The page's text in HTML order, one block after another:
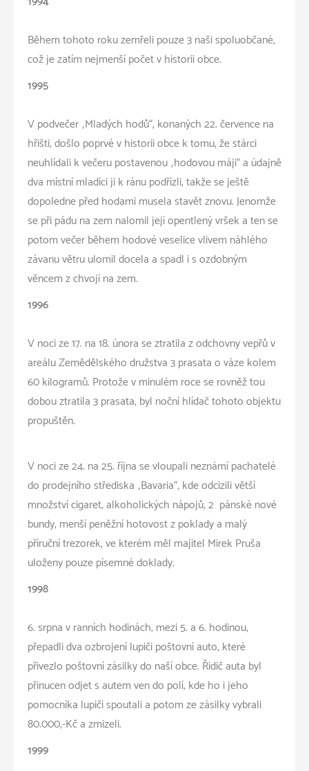
Během tohoto roku zemřeli pouze 3 naši spoluobčané,
což je zatím nejmenší počet v historii obce.
1995
V podvečer „Mladých hodů“, konaných 22. července na
hřišti, došlo poprvé v historii obce k tomu, že stárci
neuhlídali k večeru postavenou „hodovou máji“ a údajně
dva místní mladíci ji k ránu podřízli, takže se ještě
dopoledne před hodami musela stavět znovu. Jenomže
se při pádu na zem nalomil její opentlený vršek a ten se
potom večer během hodové veselice vlivem náhlého
závanu větru ulomil docela a spadl i s ozdobným
věncem z chvojí na zem.
1996
V noci ze 17. na 18. února se ztratila z odchovny vepřů v
areálu Zemědělského družstva 3 prasata o váze kolem
60 kilogramů. Protože v minulém roce se rovněž tou
dobou ztratila 3 prasata, byl noční hlídač tohoto objektu
propuštěn.
V noci ze 24. na 25. října se vloupali neznámí pachatelé
do prodejního střediska „Bavaria“, kde odcizili větší
množství cigaret, alkoholických nápojů, 2 pánské nové
bundy, menší peněžní hotovost z poklady a malý
příruční trezorek, ve kterém měl majitel Mirek Pruša
uloženy pouze písemné doklady.
1998
6. srpna v ranních hodinách, mezi 5. a 6. hodinou,
přepadli dva ozbrojení lupiči poštovní auto, které
přivezlo poštovní zásilky do naší obce. Řidič auta byl
přinucen odjet s autem ven do polí, kde ho i jeho
pomocníka lupiči spoutali a potom ze zásilky vybrali
80.000,-Kč a zmizeli.
1999